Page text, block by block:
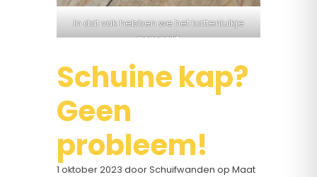
In dat vak hebben we het kattenluikje
gemaakt.
Posted in Projecten
Leave a
Commenton
Zelfs
aan
de
poes
Schuine kap?
Geen
probleem!
1 oktober 2023 door Schuifwanden op Maat